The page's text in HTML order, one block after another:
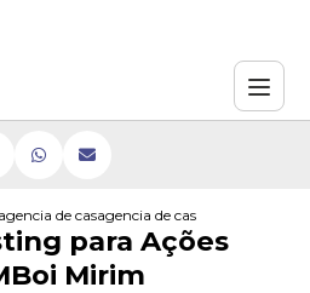
agencia de casting para eventos
agencia de casting para
para Ações
Mirim